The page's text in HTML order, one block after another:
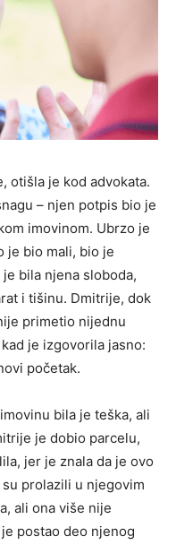
otišla je kod advokata.
– njen potpis bio je
imovinom. Ubrzo je
je bio mali, bio je
bila njena sloboda,
i tišinu. Dmitrije, dok
primetio nijednu
je izgovorila jasno:
početak.
bila je teška, ali
je dobio parcelu,
jer je znala da je ovo
prolazili u njegovim
ali ona više nije
postao deo njenog